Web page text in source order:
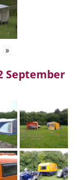
»
September